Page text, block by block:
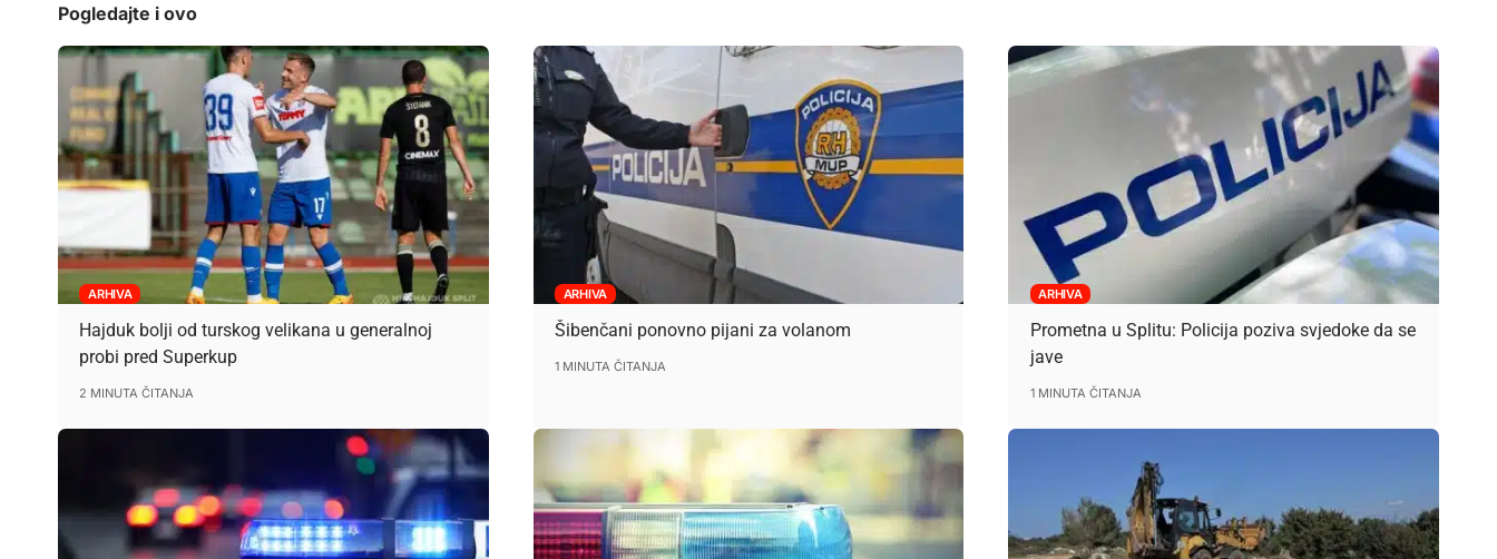
Pogledajte i ovo
ARHIVA
Hajduk bolji od turskog velikana u generalnoj
probi pred Superkup
2 MINUTA ČITANJA
ARHIVA
Šibenčani ponovno pijani za volanom
1 MINUTA ČITANJA
ARHIVA
Prometna u Splitu: Policija poziva svjedoke da se
jave
1 MINUTA ČITANJA